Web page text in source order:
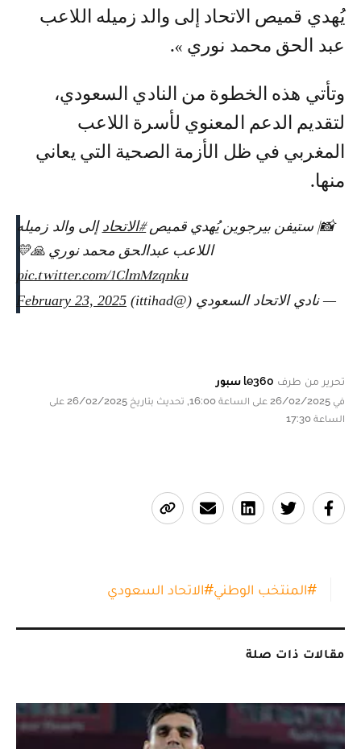
يُهدي قميص الاتحاد إلى والد زميله اللاعب
عبد الحق محمد نوري ».
وتأتي هذه الخطوة من النادي السعودي،
لتقديم الدعم المعنوي لأسرة اللاعب
المغربي في ظل الأزمة الصحية التي يعاني
منها.
📸| ستيفن بيرجوين يُهدي قميص#الاتحادإلى والد زميله
اللاعب عبدالحق محمد نوري 🙏💛
pic.twitter.com/1ClmMzqnku
— نادي الاتحاد السعودي (@ittihad) February 23, 2025
تحرير من طرف le360 سبور
في 26/02/2025 على الساعة 16:00, تحديث بتاريخ 26/02/2025 على
الساعة 17:30
#المنتخب الوطني#الاتحاد السعودي
مقالات ذات صلة